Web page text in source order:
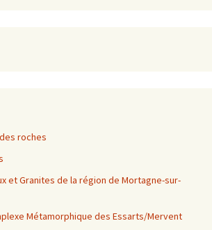
roches
et Granites de la région de Mortagne-sur-
Métamorphique des Essarts/Mervent